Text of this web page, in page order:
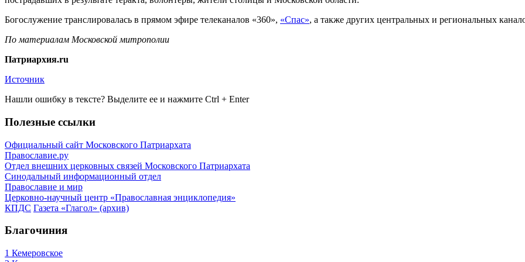
Богослужение транслировалась в прямом эфире телеканалов «360», «Спас», а также других центральных и региональных
По материалам Московской митрополии
Патриархия.ru
Источник
Нашли ошибку в тексте? Выделите ее и нажмите Ctrl + Enter
Полезные ссылки
Официальный сайт Московского Патриархата
Православие.ру
Отдел внешних церковных связей Московского Патриархата
Синодальный информационный отдел
Православие и мир
Церковно-научный центр «Православная энциклопедия»
КПДС Газета «Глагол» (архив)
Благочиния
1 Кемеровское